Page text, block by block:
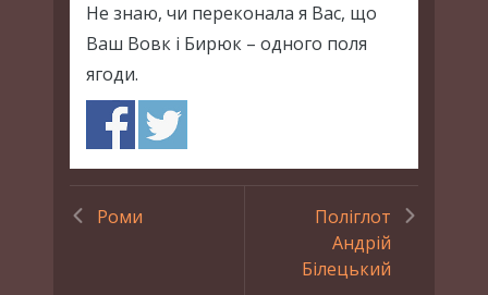
Не знаю, чи переконала я Вас, що
Ваш Вовк і Бирюк – одного поля
ягоди.
Роми
Поліглот
Андрій
Білецький